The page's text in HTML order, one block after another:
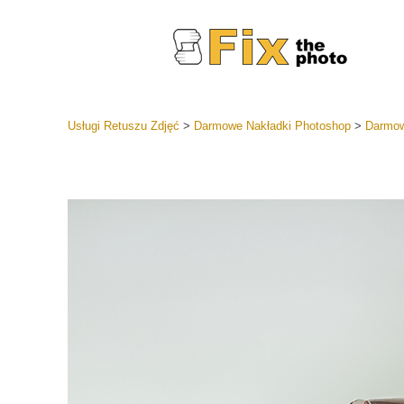
Usługi
Usługi Retuszu Zdjęć > Darmowe Nakładki Photoshop>